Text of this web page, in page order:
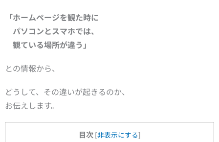
「ホームページを観た時に
パソコンとスマホでは、
観ている場所が違う」
との情報から、
どうして、その違いが起きるのか、
お伝えします。
目次 [非表示にする]